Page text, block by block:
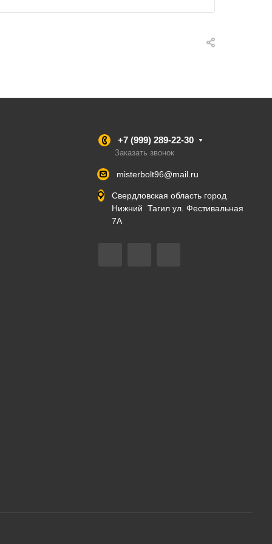
+7 (999) 289-22-30
Заказать звонок
misterbolt96@mail.ru
Свердловская область город
Нижний Тагил ул. Фестивальная
7А